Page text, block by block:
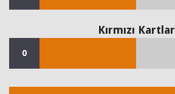
Kırmızı Kartlar
0